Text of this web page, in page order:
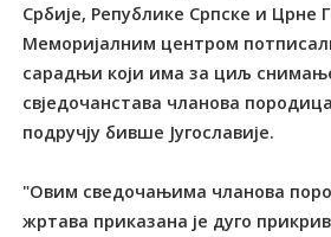
Србије, Републике Српске и Црне
Меморијалним центром
сарадњи који има за циљ
свједочанстава чланова
подручју бивше Југославије.
"Овим сведочањима чланова
жртава приказана је дуго